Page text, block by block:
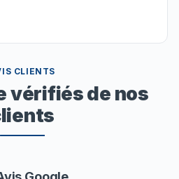
CLIENTS
vérifiés de nos